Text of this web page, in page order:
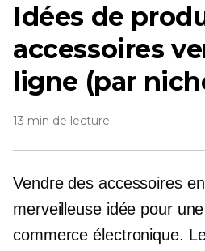
Idées de
accessoires
ligne (par
13 min de lecture
Vendre des accessoires
merveilleuse idée pour
commerce électronique.